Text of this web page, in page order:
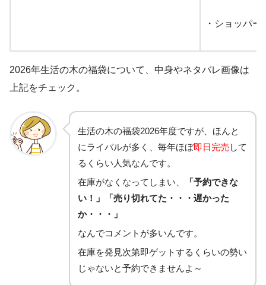
・ショッパー
2026年生活の木の福袋について、中身やネタバレ画像は
上記をチェック。
生活の木の福袋2026年度ですが、ほんと
にライバルが多く、毎年ほぼ即日完売 して
るくらい人気なんです。
在庫がなくなってしまい、
「予約できな
い！」「売り切れてた・・・遅かった
か・・・」
なんでコメントが多いんです。
在庫を発見次第即ゲットするくらいの勢い
じゃないと予約できませんよ～